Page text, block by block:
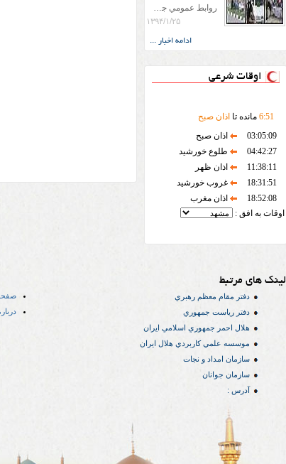
روابط عمومي جمعيت هلال احمر سرخس جمعيت هلال احمر سرخس در روز طبيعت جوانان جمعيت هلال احمر سرخس در راستاي حفاظت و حمايت از محيط زيست با انگيزه داشتن طبيعت زيبا و بدون زباله و جهت فرهنگ سازي طرح حمايت از طبيعت را اجرا نمودند. اين طرح با رويكرد حمايتي و اموزشي در خصوص اشتي باطبيعت اجرا شد و در اين طرح 700 عدد كيسه زباله وبروشور در خروجي هاي شهر بين همشهريان و مسافرين نوروزي توزيع گرديد و در راه بازگشت كيسه هاي زباله توسط همشهريان به مامورين محترم شهرداري مستقر در ورودي شهر
۱۳۹۴/۱/۲۵
ادامه اخبار ...
اوقات شرعی
6:51 مانده تا اذان صبح
03:05:09
اذان صبح
04:42:27
طلوع خورشید
11:38:11
اذان ظهر
18:31:51
غروب خورشید
18:52:08
اذان مغرب
اوقات به افق :
لینک های مرتبط
دفتر مقام معظم رهبري
دفتر رياست جمهوري
هلال احمر جمهوري اسلامي ايران
موسسه علمي كاربردي هلال ایران
سازمان امداد و نجات
سازمان جوانان
آدرس :